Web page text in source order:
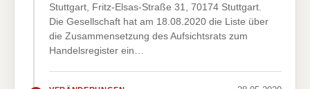
Stuttgart, Fritz-Elsas-Straße 31, 70174 Stuttgart.
Die Gesellschaft hat am 18.08.2020 die Liste über
die Zusammensetzung des Aufsichtsrats zum
Handelsregister ein…